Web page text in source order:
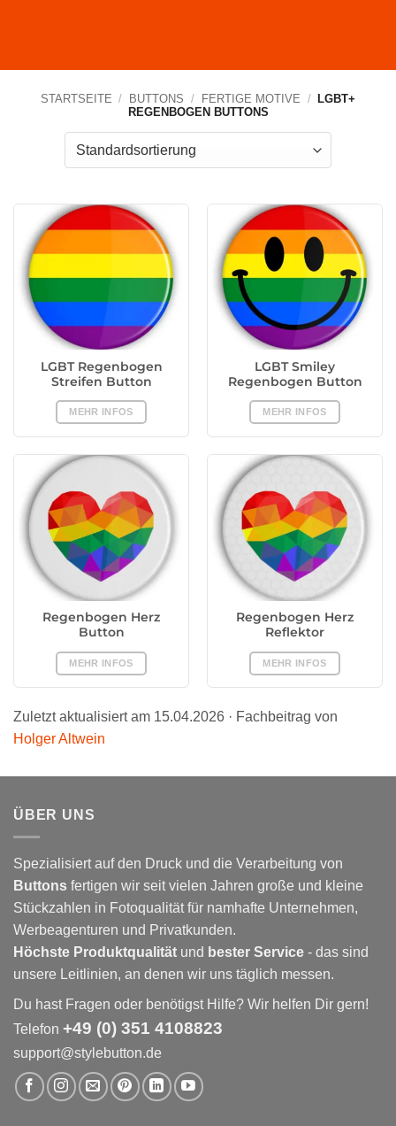
STARTSEITE / BUTTONS / FERTIGE MOTIVE /
LGBT+
REGENBOGEN BUTTONS
LGBT Regenbogen
Streifen Button
MEHR INFOS
LGBT Smiley
Regenbogen Button
MEHR INFOS
Regenbogen Herz
Button
MEHR INFOS
Regenbogen Herz
Reflektor
MEHR INFOS
Zuletzt aktualisiert am 15.04.2026 · Fachbeitrag von
Holger Altwein
ÜBER UNS
Spezialisiert auf den Druck und die Verarbeitung von
Buttons fertigen wir seit vielen Jahren große und kleine
Stückzahlen in Fotoqualität für namhafte Unternehmen,
Werbeagenturen und Privatkunden.
Höchste Produktqualität und bester Service - das sind
unsere Leitlinien, an denen wir uns täglich messen.
Du hast Fragen oder benötigst Hilfe? Wir helfen Dir gern!
Telefon +49 (0) 351 4108823
support@stylebutton.de